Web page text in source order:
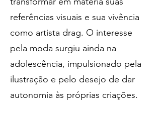
referências visuais e sua vivência
como artista drag. O interesse
pela moda surgiu ainda na
adolescência, impulsionado pela
ilustração e pelo desejo de dar
autonomia às próprias criações.